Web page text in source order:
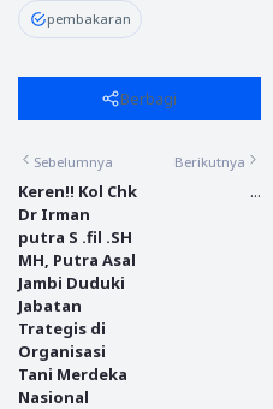
pembakaran
Berbagi
Sebelumnya
Keren!! Kol Chk
Dr Irman
putra S .fil .SH
MH, Putra Asal
Jambi Duduki
Jabatan
Trategis di
Organisasi
Tani Merdeka
Nasional
Berikutnya
...